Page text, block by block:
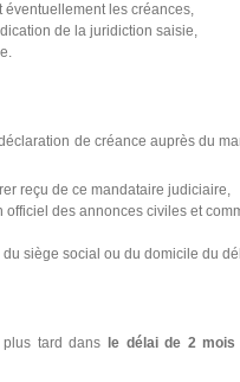
les créances,
de la juridiction saisie,
de créance auprès du
reçu de ce mandataire judiciaire,
des annonces civiles et
siège social ou du domicile du
tard dans le délai de 2 mois